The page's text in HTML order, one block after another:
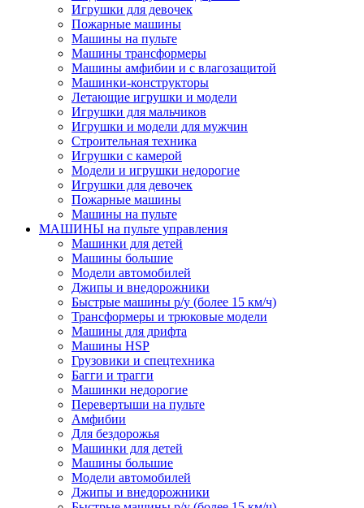
Игрушки для девочек
Пожарные машины
Машины на пульте
Машины трансформеры
Машины амфибии и с влагозащитой
Машинки-конструкторы
Летающие игрушки и модели
Игрушки для мальчиков
Игрушки и модели для мужчин
Строительная техника
Игрушки с камерой
Модели и игрушки недорогие
Игрушки для девочек
Пожарные машины
Машины на пульте
МАШИНЫ на пульте управления
Машинки для детей
Машины большие
Модели автомобилей
Джипы и внедорожники
Быстрые машины р/у (более 15 км/ч)
Трансформеры и трюковые модели
Машины для дрифта
Машины HSP
Грузовики и спецтехника
Багги и трагги
Машинки недорогие
Перевертыши на пульте
Амфибии
Для бездорожья
Машинки для детей
Машины большие
Модели автомобилей
Джипы и внедорожники